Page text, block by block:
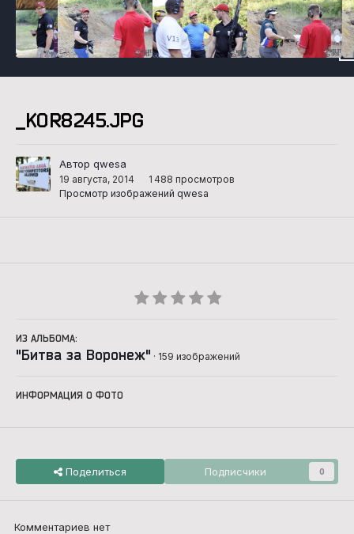
_KOR8245.JPG
Автор qwesa
19 августа, 2014
1 488 просмотров
Просмотр изображений qwesa
ИЗ АЛЬБОМА:
"Битва за Воронеж" · 159 изображений
ИНФОРМАЦИЯ О ФОТО
Поделиться Подписчики 0
Комментариев нет